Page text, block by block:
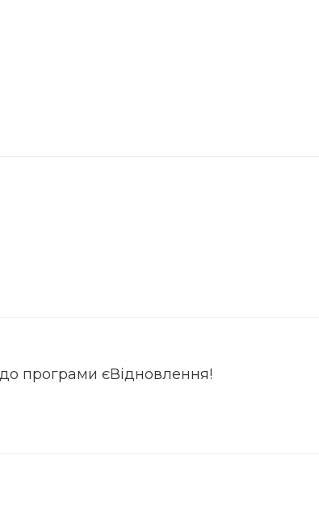
програми єВідновлення!